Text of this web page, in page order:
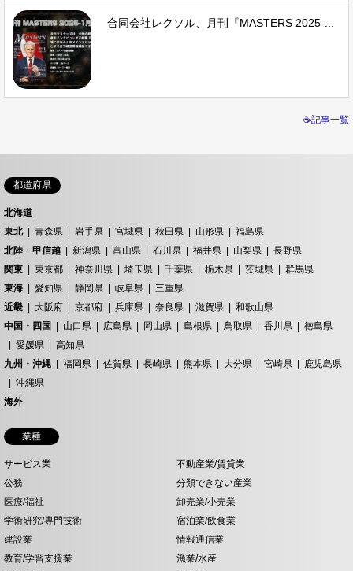
合同会社レクソル、月刊『MASTERS 2025-...
☕記事一覧
都道府県
北海道
東北
青森県 岩手県 宮城県 秋田県 山形県
福島県
北陸・甲信越
新潟県 富山県 石川県 福井県 山梨県
長野県
関東
東京都 神奈川県 埼玉県 千葉県 栃木県 茨城県
群馬県
東海
愛知県 静岡県 岐阜県
三重県
近畿
大阪府 京都府 兵庫県 奈良県 滋賀県
和歌山県
中国・四国
山口県 広島県 岡山県 島根県 鳥取県 香川県
徳島県
愛媛県
高知県
九州・沖縄
福岡県 佐賀県 長崎県 熊本県 大分県 宮崎県
鹿児島県
沖縄県
海外
業種
サービス業
不動産業/賃貸業
公務
分類できない産業
医療/福祉
卸売業/小売業
学術研究/専門技術
宿泊業/飲食業
建設業
情報通信業
教育/学習支援業
漁業/水産